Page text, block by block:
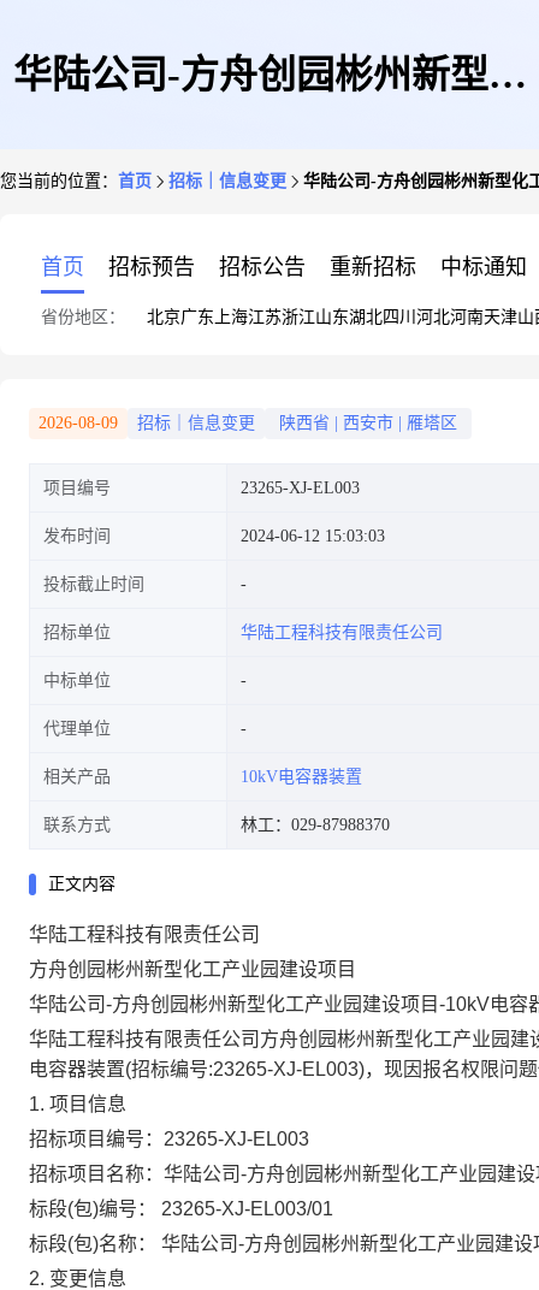
华陆公司-方舟创园彬州新型化
您当前的位置： 首页 招标｜信息变更 华陆公司-方舟创园彬州新型化
首页 招标预告 招标公告 重新招标 中标通知
省份地区： 北京广东 上海江苏浙江山东湖北四川 河北河南天津山
2026-08-09 招标｜信息变更 陕西省 西安市 雁塔区
项目编号 23265-XJ-EL003
发布时间 2024-06-12 15:03:03
投标截止时间
招标单位 华陆工程科技有限责任公司
中标单位
代理单位
相关产品 10kV电容器装置
联系方式 林工：029-87988370
正文内容
华陆工程科技有限责任公司
方舟创园彬州新型化工产业园建设项目
华陆公司-方舟创园彬州新型化工产业园建设项目-10kV电容
华陆工程科技有限责任公司方舟创园彬州新型化工产业园
电容器装置(招标编号:23265-XJ-EL003)，现因报名权限问
1. 项目信息
招标项目编号：23265-XJ-EL003
招标项目名称：华陆公司-方舟创园彬州新型化工产业园建
标段(包)编号：
23265-XJ-EL003/01
标段(包)名称：
华陆公司-方舟创园彬州新型化工产业园建
2. 变更信息